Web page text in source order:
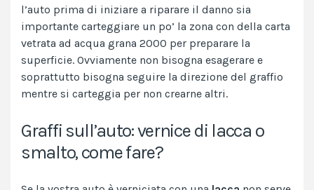
l’auto prima di iniziare a riparare il danno sia
importante carteggiare un po’ la zona con della carta
vetrata ad acqua grana 2000 per preparare la
superficie. Ovviamente non bisogna esagerare e
soprattutto bisogna seguire la direzione del graffio
mentre si carteggia per non crearne altri.
Graffi sull’auto: vernice di lacca o
smalto, come fare?